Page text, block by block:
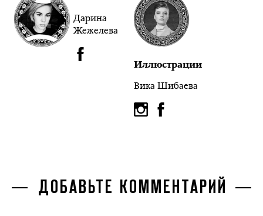
Дарина
Жежелева
Иллюстрации
Вика Шибаева
ДОБАВЬТЕ КОММЕНТАРИЙ